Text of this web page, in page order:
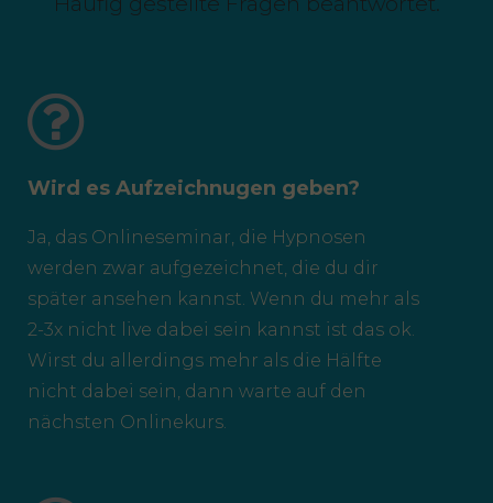
Wird es Aufzeichnugen geben?
Ja, das Onlineseminar, die Hypnosen
werden zwar aufgezeichnet, die du dir
später ansehen kannst. Wenn du mehr als
2-3x nicht live dabei sein kannst ist das ok.
Wirst du allerdings mehr als die Hälfte
nicht dabei sein, dann warte auf den
nächsten Onlinekurs.